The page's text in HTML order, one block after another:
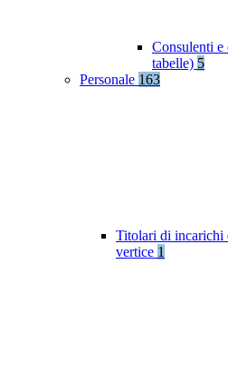
Consulenti e
tabelle) 5
Personale 163
Titolari di incarichi
vertice 1